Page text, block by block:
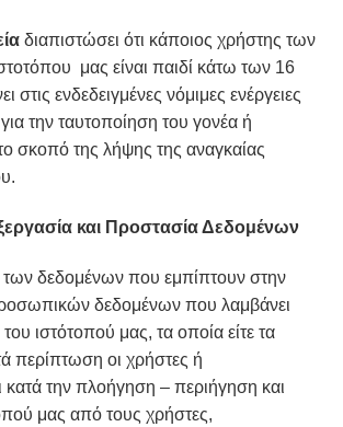
διαπιστώσει ότι κάποιος χρήστης των
μας είναι παιδί κάτω των 16
στις ενδεδειγμένες νόμιμες ενέργειες
την ταυτοποίηση του γονέα ή
σκοπό της λήψης της αναγκαίας
και Προστασία Δεδομένων
δεδομένων που εμπίπτουν στην
δεδομένων που λαμβάνει
ιστότοπού μας, τα οποία είτε τα
περίπτωση οι χρήστες ή
κατά την πλοήγηση – περιήγηση και
μας από τους χρήστες,